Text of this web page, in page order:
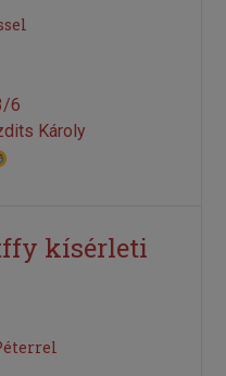
6
Károly
kísérleti